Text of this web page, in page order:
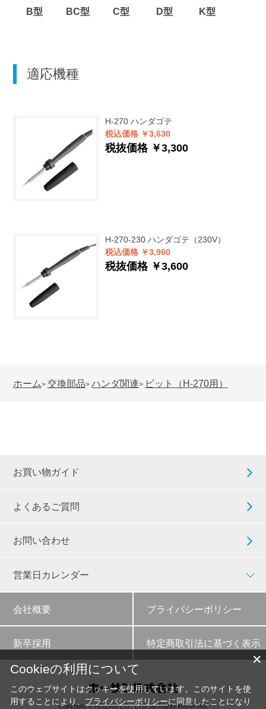
B型 BC型 C型 D型 K型
適応機種
H-270 ハンダゴテ
税込価格 ￥3,630
税抜価格 ￥3,300
H-270-230 ハンダゴテ（230V）
税込価格 ￥3,960
税抜価格 ￥3,600
ホーム> 交換部品> ハンダ関連> ビット（H-270用）
お買い物ガイド
よくあるご質問
お問い合わせ
営業日カレンダー
会社概要 プライバシーポリシー
新卒採用 特定商取引法に基づく表示
Copyright © HOZAN CO., LTD. All Rights Reserved.
✕
Cookieの利用について
このウェブサイトはクッキーを使用しています。このサイトを使
用することにより、 プライバシーポリシーに同意したことになり